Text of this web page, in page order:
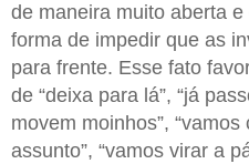
de maneira muito aberta
forma de impedir que as
para frente. Esse fato
de “deixa para lá”, “já
movem moinhos”,
assunto”, “vamos virar a